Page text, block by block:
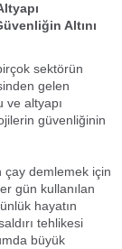
Altını
sektörün
gelen
ve altyapı
güvenliğinin
çay demlemek için
gün kullanılan
hayatın
tehlikesi
büyük